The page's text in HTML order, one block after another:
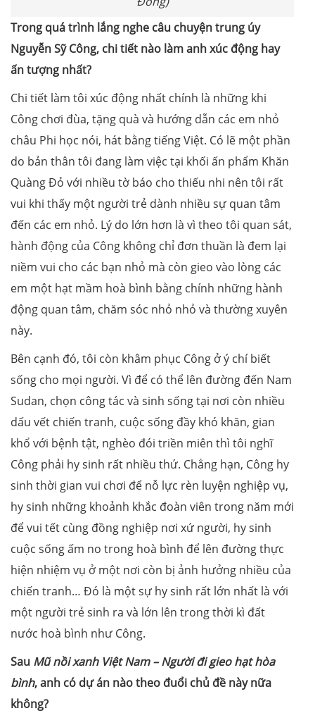
Trong quá trình lắng nghe câu chuyện trung úy
Nguyễn Sỹ Công, chi tiết nào làm anh xúc động hay
ấn tượng nhất?
Chi tiết làm tôi xúc động nhất chính là những khi
Công chơi đùa, tặng quà và hướng dẫn các em nhỏ
châu Phi học nói, hát bằng tiếng Việt. Có lẽ một phần
do bản thân tôi đang làm việc tại khối ấn phẩm Khăn
Quàng Đỏ với nhiều tờ báo cho thiếu nhi nên tôi rất
vui khi thấy một người trẻ dành nhiều sự quan tâm
đến các em nhỏ. Lý do lớn hơn là vì theo tôi quan sát,
hành động của Công không chỉ đơn thuần là đem lại
niềm vui cho các bạn nhỏ mà còn gieo vào lòng các
em một hạt mầm hoà bình bằng chính những hành
động quan tâm, chăm sóc nhỏ nhỏ và thường xuyên
này.
Bên cạnh đó, tôi còn khâm phục Công ở ý chí biết
sống cho mọi người. Vì để có thể lên đường đến Nam
Sudan, chọn công tác và sinh sống tại nơi còn nhiều
dấu vết chiến tranh, cuộc sống đầy khó khăn, gian
khổ với bệnh tật, nghèo đói triền miên thì tôi nghĩ
Công phải hy sinh rất nhiều thứ. Chẳng hạn, Công hy
sinh thời gian vui chơi để nỗ lực rèn luyện nghiệp vụ,
hy sinh những khoảnh khắc đoàn viên trong năm mới
để vui tết cùng đồng nghiệp nơi xứ người, hy sinh
cuộc sống ấm no trong hoà bình để lên đường thực
hiện nhiệm vụ ở một nơi còn bị ảnh hưởng nhiều của
chiến tranh… Đó là một sự hy sinh rất lớn nhất là với
một người trẻ sinh ra và lớn lên trong thời kì đất
nước hoà bình như Công.
Sau Mũ nồi xanh Việt Nam – Người đi gieo hạt hòa
bình, anh có dự án nào theo đuổi chủ đề này nữa
không?